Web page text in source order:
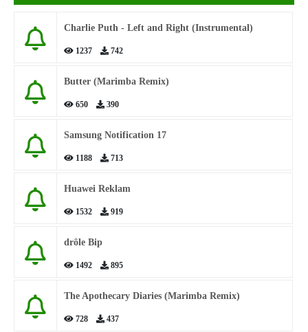
Charlie Puth - Left and Right (Instrumental)
1237 742
Butter (Marimba Remix)
650 390
Samsung Notification 17
1188 713
Huawei Reklam
1532 919
drôle Bip
1492 895
The Apothecary Diaries (Marimba Remix)
728 437